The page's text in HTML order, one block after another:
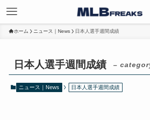
ホーム ニュース｜News 日本人選手週間成績
日本人選手週間成績 –
ニュース｜News 日本人選手週間成績